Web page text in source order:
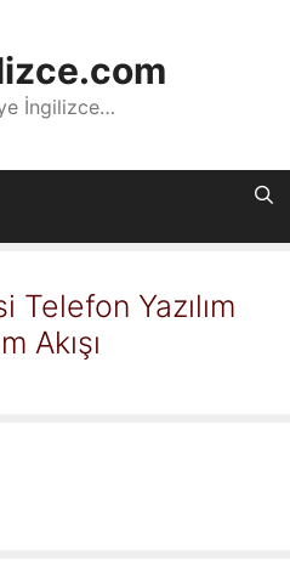
İngilizce…
Yazılım
Akışı